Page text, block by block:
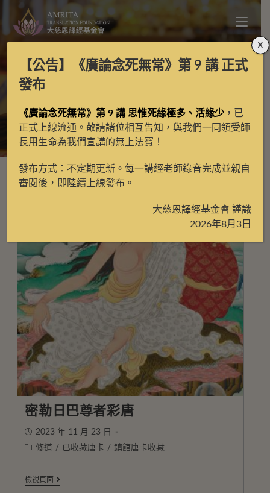
> 唐卡 > 天尊百現特展
密勒日巴尊者彩唐
2023 年 11 月 23 日
修道 / 已收藏唐卡 / 鎮館唐卡收藏
檢視頁面
【公告】 《廣論念死無常》第 9 講正式
發布
《廣論念死無常》第 9 講 思惟死緣極多、活緣少 ，已
正式上線流通。敬請諸位相互告知，與我們一同領受師
長用生命為我們宣講的無上法寶！
發布方式：不定期更新。每一講經老師錄音完成並親自
審閱後，即陸續上線發布。
大慈恩譯經基金會 謹識
2026年8月3日
X